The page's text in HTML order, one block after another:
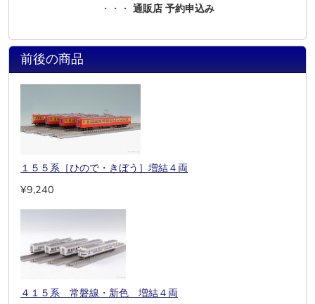
・・・ 通販店 予約申込み
前後の商品
１５５系［ひので・きぼう］増結４両
¥9,240
４１５系 常磐線・新色 増結４両